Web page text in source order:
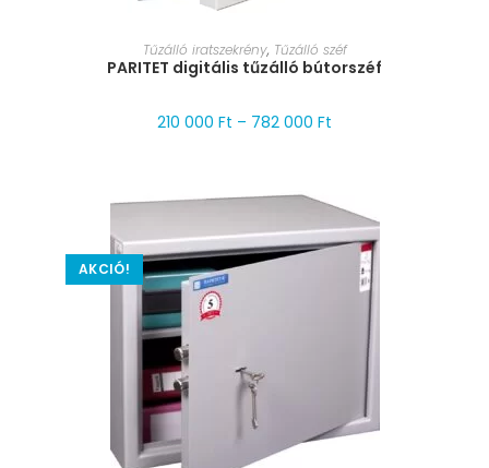
MÉRET VÁLASZTÁSA
Tűzálló iratszekrény, Tűzálló széf
PARITET digitális tűzálló bútorszéf
210 000 Ft – 782 000 Ft
AKCIÓ!